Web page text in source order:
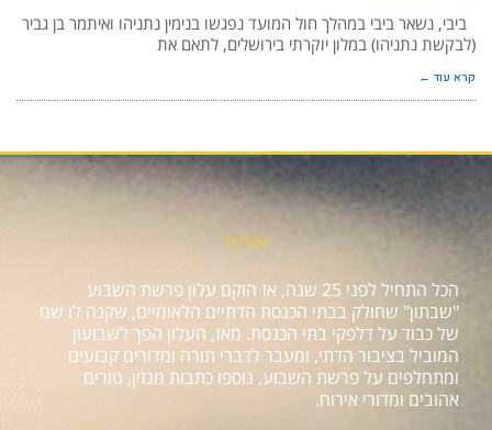
ביבי, נשאר ביבי במהלך חול המועד נפגשו בנימין נתניהו ואיתמר בן גביר
(לבקשת נתניהו) במלון יוקרתי בירושלים, לתאם את
קרא עוד ←
אודות
הכל התחיל לפני 25 שנה, אז הוקם עלון פרשת השבוע
"שבתון" שחולק בבתי הכנסת הדתיים הלאומיים, שקנה לו שם
של כבוד על דלפקי בתי הכנסת. מאז, העלון הפך לשבועון
המוביל בציבור הדתי, ומעבר לדברי תורה ומדורים קבועים
ומתחלפים על פרשת השבוע, נוספו כתבות מגזין, טורים
אהובים ומדורי אירוח.